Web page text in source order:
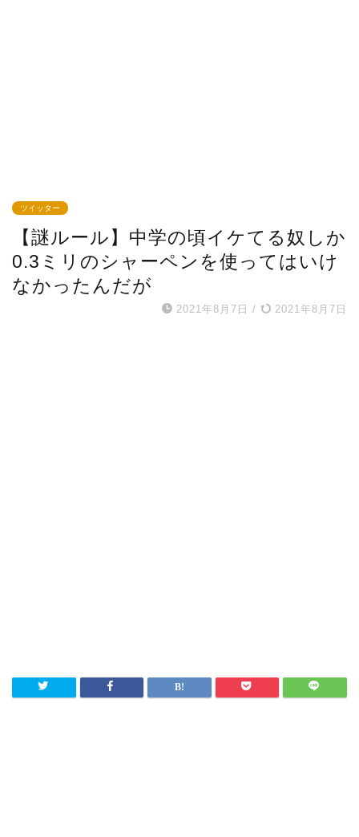
ツイッター
【謎ルール】中学の頃イケてる奴しか
0.3ミリのシャーペンを使ってはいけ
なかったんだが
2021年8月7日 / 2021年8月7日